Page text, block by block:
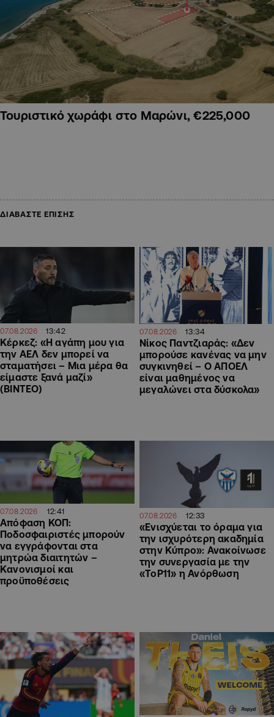
Τουριστικό χωράφι στο Μαρώνι, €225,000
ΔΙΑΒΑΣΤΕ ΕΠΙΣΗΣ
07.08.2026 13:42
Κέρκεζ: «Η αγάπη μου για
την ΑΕΛ δεν μπορεί να
σταματήσει – Μια μέρα θα
είμαστε ξανά μαζί»
(ΒΙΝΤΕΟ)
07.08.2026 13:34
Νίκος Παντζιαράς: «Δεν
μπορούσε κανένας να μην
συγκινηθεί – Ο ΑΠΟΕΛ
είναι μαθημένος να
μεγαλώνει στα δύσκολα»
07.08.2026 12:41
Απόφαση ΚΟΠ:
Ποδοσφαιριστές μπορούν
να εγγράφονται στα
μητρώα διαιτητών –
Κανονισμοί και
προϋποθέσεις
07.08.2026 12:33
«Ενισχύεται το όραμα για
την ισχυρότερη ακαδημία
στην Κύπρο»: Ανακοίνωσε
την συνεργασία με την
«ToP11» η Ανόρθωση